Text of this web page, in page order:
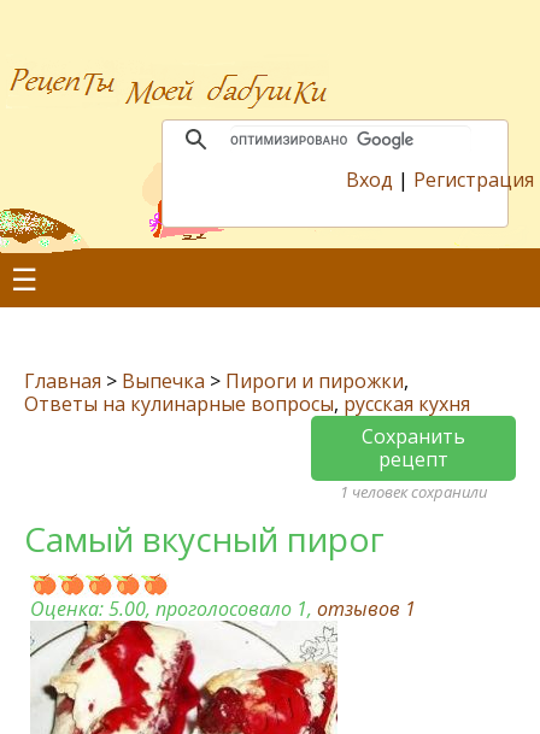
Вход | Регистрация
☰
Главная > Выпечка > Пироги и пирожки,
Ответы на кулинарные вопросы, русская кухня
Сохранить
рецепт
1 человек сохранили
Самый вкусный пирог
Оценка:5.00, проголосовало 1, отзывов 1